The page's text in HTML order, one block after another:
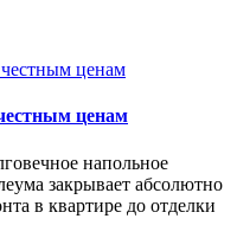
ценам
напольное
закрывает абсолютно
в квартире до отделки